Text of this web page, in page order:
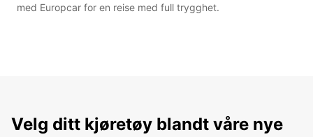
med Europcar for en reise med full trygghet.
Velg ditt kjøretøy blandt våre nye